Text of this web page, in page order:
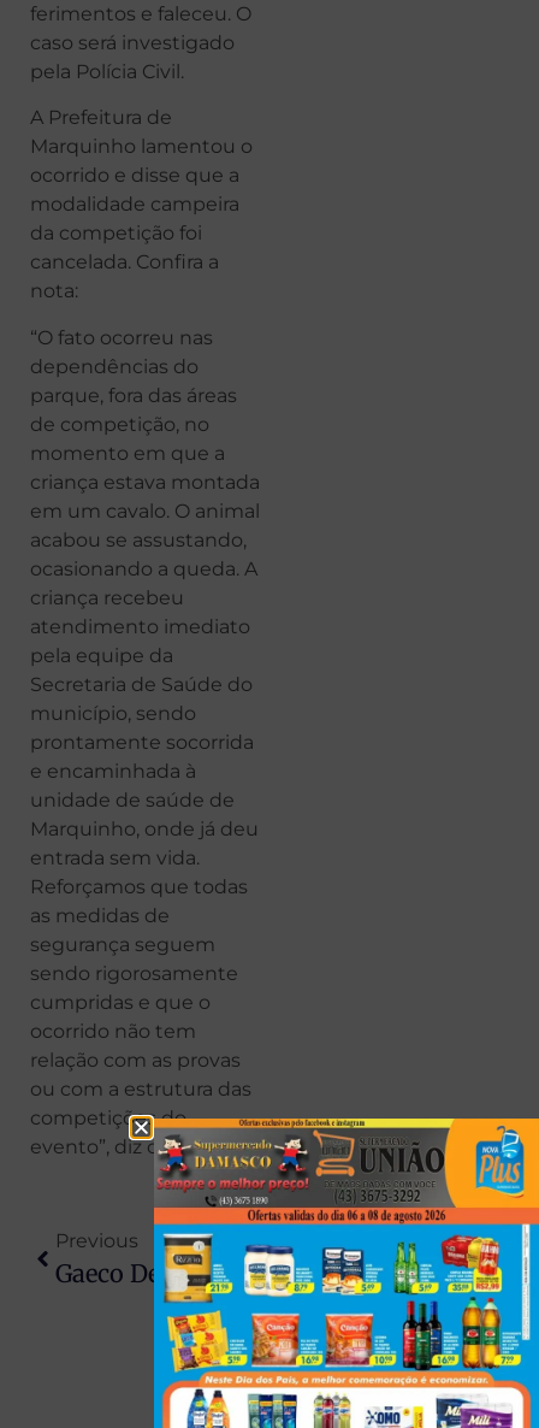
ferimentos e faleceu. O
caso será investigado
pela Polícia Civil.
A Prefeitura de
Marquinho lamentou o
ocorrido e disse que a
modalidade campeira
da competição foi
cancelada. Confira a
nota:
“O fato ocorreu nas
dependências do
parque, fora das áreas
de competição, no
momento em que a
criança estava montada
em um cavalo. O animal
acabou se assustando,
ocasionando a queda. A
criança recebeu
atendimento imediato
pela equipe da
Secretaria de Saúde do
município, sendo
prontamente socorrida
e encaminhada à
unidade de saúde de
Marquinho, onde já deu
entrada sem vida.
Reforçamos que todas
as medidas de
segurança seguem
sendo rigorosamente
cumpridas e que o
ocorrido não tem
relação com as provas
ou com a estrutura das
competições do
evento”, diz o texto.
Previous
Gaeco Descobre Que Policial Recebia Dinheiro Para Não Prender Faccionados
Next
Ana Castela É Processada Em R$ 700 Mil Após Acusação De Maus-Tratos; Entenda